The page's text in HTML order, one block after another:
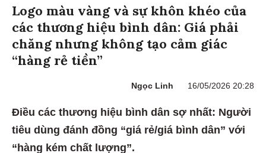
Logo màu vàng và sự khôn khéo của
các thương hiệu bình dân: Giá phải
chăng nhưng không tạo cảm giác
“hàng rẻ tiền”
Ngọc Linh 16/05/2026 20:28
Điều các thương hiệu bình dân sợ nhất: Người
tiêu dùng đánh đồng “giá rẻ/giá bình dân” với
“hàng kém chất lượng”.